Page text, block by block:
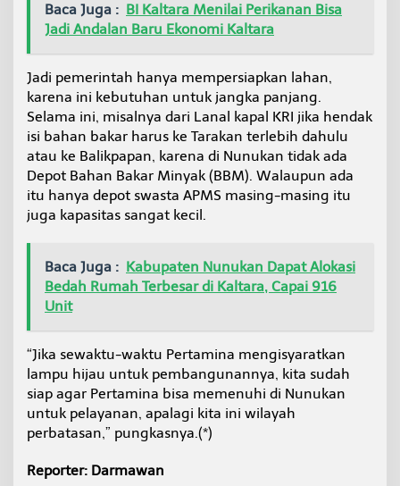
Baca Juga : BI Kaltara Menilai Perikanan Bisa
Jadi Andalan Baru Ekonomi Kaltara
Jadi pemerintah hanya mempersiapkan lahan,
karena ini kebutuhan untuk jangka panjang.
Selama ini, misalnya dari Lanal kapal KRI jika hendak
isi bahan bakar harus ke Tarakan terlebih dahulu
atau ke Balikpapan, karena di Nunukan tidak ada
Depot Bahan Bakar Minyak (BBM). Walaupun ada
itu hanya depot swasta APMS masing-masing itu
juga kapasitas sangat kecil.
Baca Juga : Kabupaten Nunukan Dapat Alokasi
Bedah Rumah Terbesar di Kaltara, Capai 916
Unit
“Jika sewaktu-waktu Pertamina mengisyaratkan
lampu hijau untuk pembangunannya, kita sudah
siap agar Pertamina bisa memenuhi di Nunukan
untuk pelayanan, apalagi kita ini wilayah
perbatasan,” pungkasnya.(*)
Reporter: Darmawan